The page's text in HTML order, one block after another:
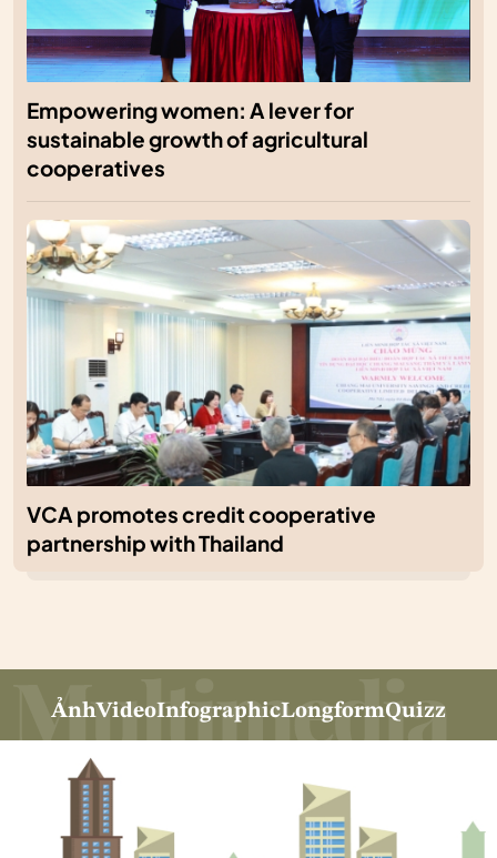
Empowering women: A lever for
sustainable growth of agricultural
cooperatives
VCA promotes credit cooperative
partnership with Thailand
ẢnhVideoInfographicLongformQuizz